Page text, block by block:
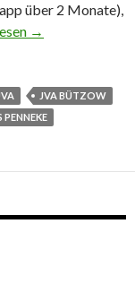
über 2 Monate),
duschen pro
→
JVA BÜTZOW